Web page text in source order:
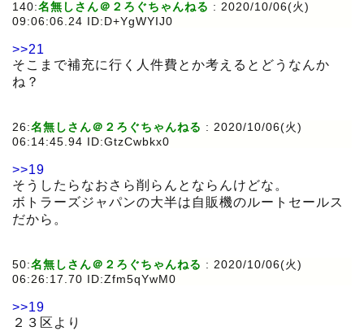
140:名無しさん＠２ろぐちゃんねる : 2020/10/06(火)
09:06:06.24 ID:D+YgWYIJ0
>>21
そこまで補充に行く人件費とか考えるとどうなんか
ね？
26:名無しさん＠２ろぐちゃんねる : 2020/10/06(火)
06:14:45.94 ID:GtzCwbkx0
>>19
そうしたらなおさら削らんとならんけどな。
ボトラーズジャパンの大半は自販機のルートセールス
だから。
50:名無しさん＠２ろぐちゃんねる : 2020/10/06(火)
06:26:17.70 ID:Zfm5qYwM0
>>19
２３区より